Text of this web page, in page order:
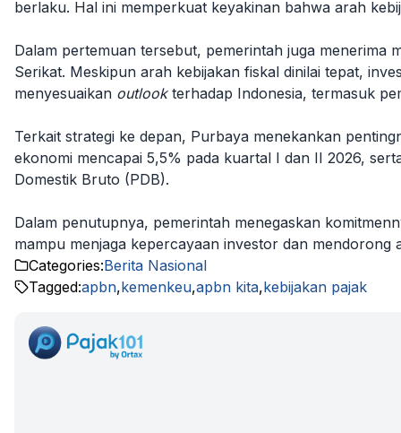
berlaku. Hal ini memperkuat keyakinan bahwa arah
Dalam pertemuan tersebut, pemerintah juga menerima
Serikat. Meskipun arah kebijakan fiskal dinilai tepat,
menyesuaikan outlook terhadap Indonesia, termasuk
Terkait strategi ke depan, Purbaya menekankan
ekonomi mencapai 5,5% pada kuartal I dan II 2026,
Domestik Bruto (PDB).
Dalam penutupnya, pemerintah menegaskan
mampu menjaga kepercayaan investor dan
Categories:Berita Nasional
Tagged:apbn,kemenkeu,apbn kita,kebijakan pajak